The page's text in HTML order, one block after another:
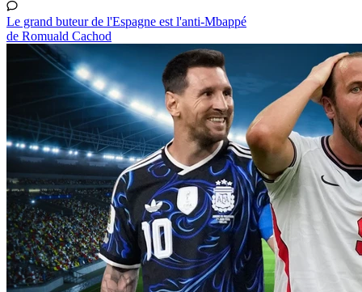
Le grand buteur de l'Espagne est l'anti-Mbappé
de Romuald Cachod